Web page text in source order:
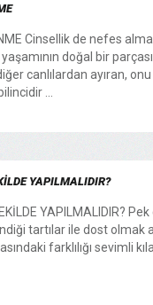
Cinsellik de nefes
doğal bir
canlılardan ayıran, onu
...
YAPILMALIDIR?
YAPILMALIDIR?
tartılar ile dost olmak
farklılığı sevimli